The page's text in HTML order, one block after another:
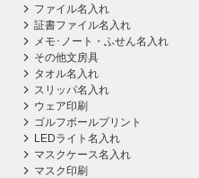
ファイル名入れ
証書ファイル名入れ
メモ･ノート・ふせん名入れ
その他文房具
タオル名入れ
スリッパ名入れ
ウェア印刷
ゴルフボールプリント
LEDライト名入れ
マスクケース名入れ
マスク印刷